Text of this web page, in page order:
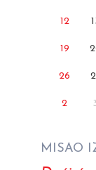
12
19
26
2
MISAO